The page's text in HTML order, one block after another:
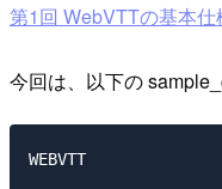
第1回 WebVTTの基本仕
今回は、以下の
WEBVTT